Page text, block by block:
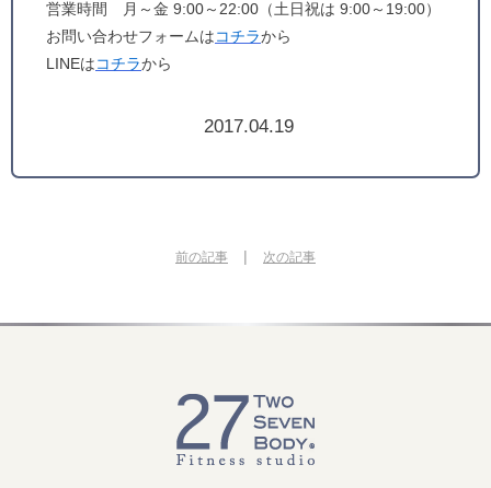
営業時間 月～金 9:00～22:00（土日祝は 9:00～19:00）
お問い合わせフォームはコチラから
LINEはコチラから
2017.04.19
前の記事 | 次の記事